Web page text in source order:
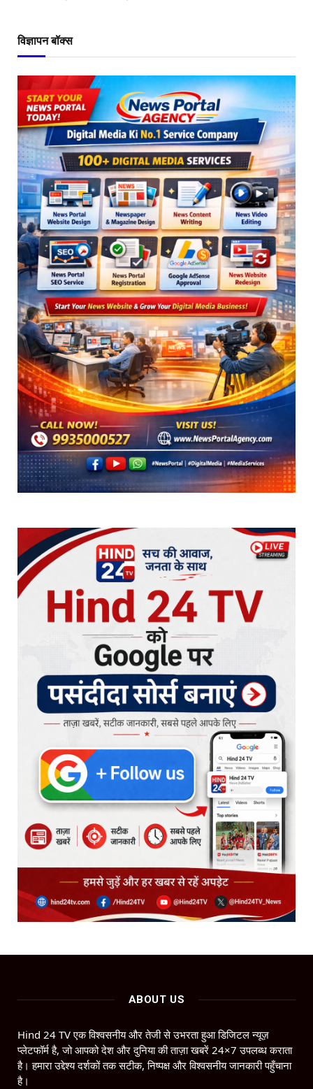
विज्ञापन बॉक्स
ABOUT US
Hind 24 TV एक विश्वसनीय और तेजी से उभरता हुआ डिजिटल न्यूज़
प्लेटफॉर्म है, जो आपको देश और दुनिया की ताज़ा खबरें 24×7 उपलब्ध कराता
है। हमारा उद्देश्य दर्शकों तक सटीक, निष्पक्ष और विश्वसनीय जानकारी पहुँचाना
है।